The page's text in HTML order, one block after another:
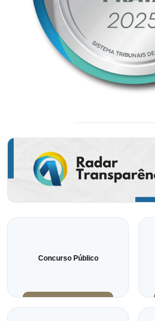
Concurso Público